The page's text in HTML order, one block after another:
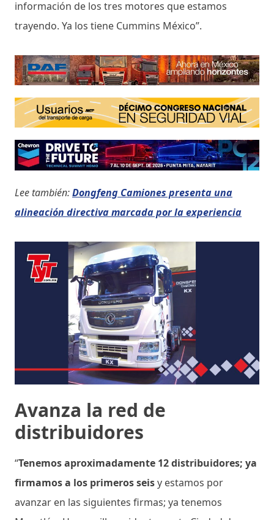
información de los tres motores que estamos
trayendo. Ya los tiene Cummins México”.
Lee también:Dongfeng Camiones presenta una
alineación directiva marcada por la experiencia
Avanza la red de
distribuidores
“Tenemos aproximadamente 12 distribuidores; ya
firmamos a los primeros seisy estamos por
avanzar en las siguientes firmas; ya tenemos